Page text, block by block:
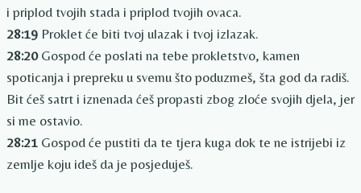
i priplod tvojih stada i priplod tvojih ovaca.
28:19 Proklet će biti tvoj ulazak i tvoj izlazak.
28:20Gospod će poslati na tebe prokletstvo, kamen
spoticanja i prepreku u svemu što poduzmeš, šta god da radiš.
Bit ćeš satrt i iznenada ćeš propasti zbog zloće svojih djela, jer
si me ostavio.
28:21 Gospod će pustiti da te tjera kuga dok te ne istrijebi iz
zemlje koju ideš da je posjeduješ.